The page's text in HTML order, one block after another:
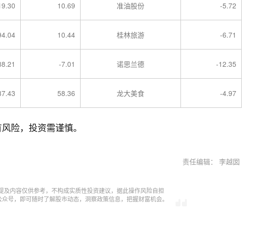
10.69 准油股份 -5.72
10.44 桂林旅游 -6.71
-7.01 诺思兰德 -12.35
58.36 龙大美食 -4.97
险，投资需谨慎。
责任编辑： 李越囡
内容仅供参考，不构成实质性投资建议，据此操作风险自担
号，即可随时了解股市动态，洞察政策信息，把握财富机会。